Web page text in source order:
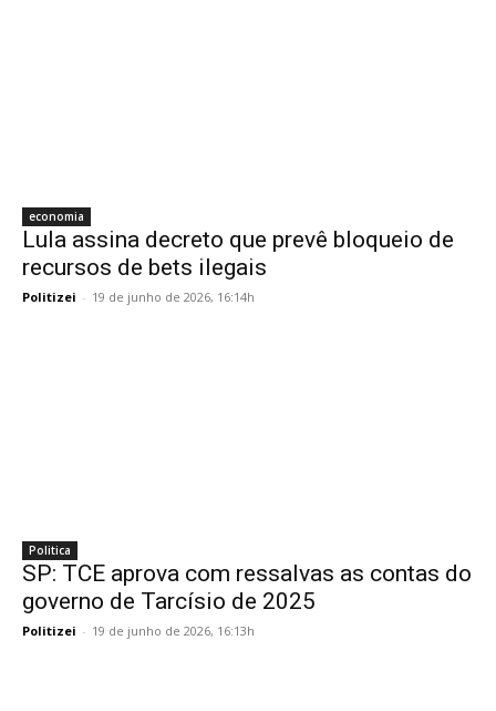
economia
Lula assina decreto que prevê bloqueio de
recursos de bets ilegais
Politizei - 19 de junho de 2026, 16:14h
Politica
SP: TCE aprova com ressalvas as contas do
governo de Tarcísio de 2025
Politizei - 19 de junho de 2026, 16:13h